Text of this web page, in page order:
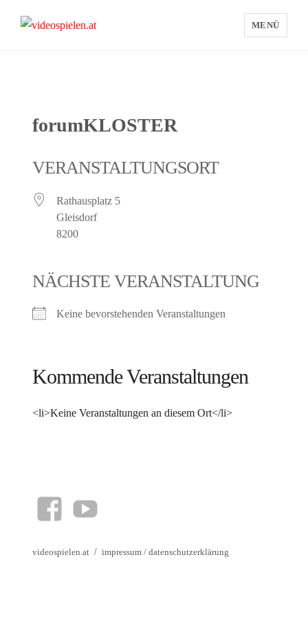
MENÜ
forumKLOSTER
VERANSTALTUNGSORT
Rathausplatz 5
Gleisdorf
8200
NÄCHSTE VERANSTALTUNG
Keine bevorstehenden Veranstaltungen
Kommende Veranstaltungen
<li>Keine Veranstaltungen an diesem Ort</li>
facebookYouTube
videospielen.at impressum /datenschutzerklärung